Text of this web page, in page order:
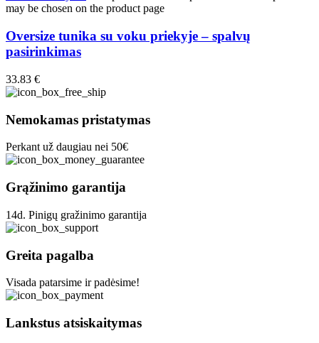
may be chosen on the product page
Oversize tunika su voku priekyje – spalvų
pasirinkimas
33.83 €
Nemokamas pristatymas
Perkant už daugiau nei 50€
Grąžinimo garantija
14d. Pinigų gražinimo garantija
Greita pagalba
Visada patarsime ir padėsime!
Lankstus atsiskaitymas